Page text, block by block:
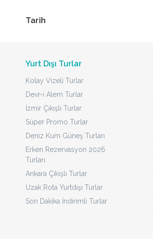
Tarih
Yurt Dışı Turlar
Kolay Vizeli Turlar
Devr-i Alem Turlar
İzmir Çıkışlı Turlar
Süper Promo Turlar
Deniz Kum Güneş Turları
Erken Rezervasyon 2026
Turları
Ankara Çıkışlı Turlar
Uzak Rota Yurtdışı Turlar
Son Dakika İndirimli Turlar